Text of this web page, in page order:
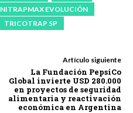
NITRAPMAX EVOLUCIÓN
TRICOTRAP SP
Artículo siguiente
La Fundación PepsiCo
Global invierte USD 280.000
en proyectos de seguridad
alimentaria y reactivación
económica en Argentina